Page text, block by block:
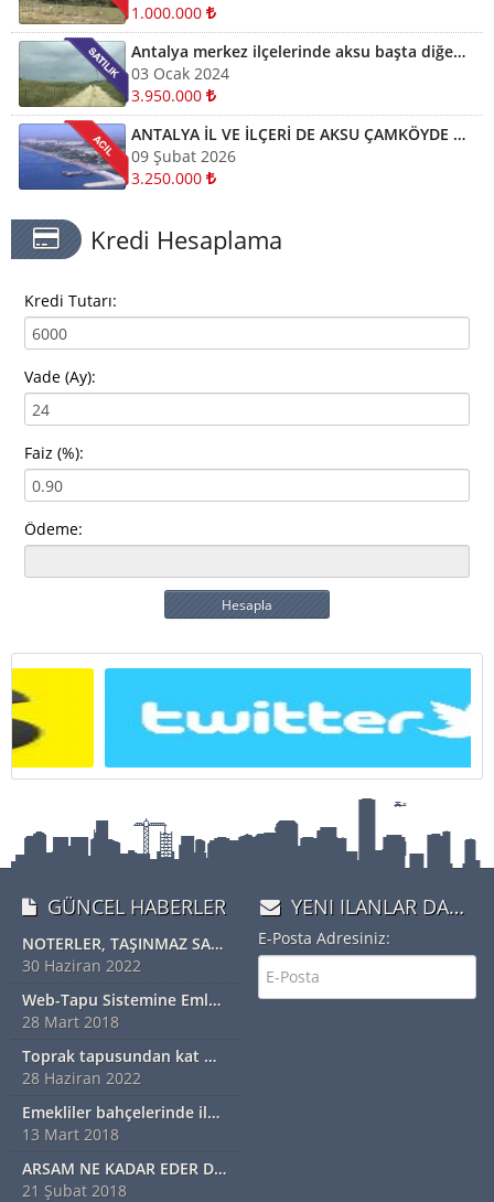
1.000.000
Antalya merkez ilçelerinde aksu başta diğer ilçelerde satılık imarlı müstail tapulu arsa
03 Ocak 2024
3.950.000
ANTALYA İL VE İLÇERİ DE AKSU ÇAMKÖYDE ARSALARINIZ AYNI GÜN NAKİTE ÇEVRİLİR
09 Şubat 2026
3.250.000
Kredi Hesaplama
Kredi Tutarı:
Vade (Ay):
Faiz (%):
Ödeme:
Hesapla
GÜNCEL HABERLER
NOTERLER, TAŞINMAZ SATIŞ VAADİ SÖZLEŞMESİ YAPABİLECEK
30 Haziran 2022
Web-Tapu Sistemine Emlakçılar da Eklendi
28 Mart 2018
Toprak tapusundan kat mülkiyetine geçiş nasıl olur?
28 Haziran 2022
Emekliler bahçelerinde ilk hasadı yaptı
13 Mart 2018
ARSAM NE KADAR EDER DİYORSANIZ EXSPER İÇİN BİZİ ARAYINIZ...!!!!!
21 Şubat 2018
YENI ILANLAR DAN HABERDAR OLMAK IÇIN ÜYE OLUN
E-Posta Adresiniz: